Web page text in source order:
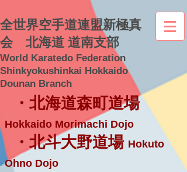
全世界空手道連盟新極真
会 北海道 道南支部
World Karatedo Federation
Shinkyokushinkai Hokkaido
Dounan Branch
・北海道森町道場
Hokkaido Morimachi Dojo
・北斗大野道場 Hokuto
Ohno Dojo